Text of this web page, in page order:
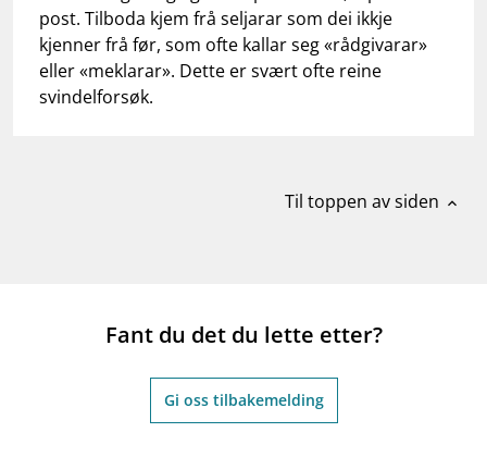
post. Tilboda kjem frå seljarar som dei ikkje
kjenner frå før, som ofte kallar seg «rådgivarar»
eller «meklarar». Dette er svært ofte reine
svindelforsøk.
Til toppen av siden expand_less
Fant du det du lette etter?
Gi oss tilbakemelding